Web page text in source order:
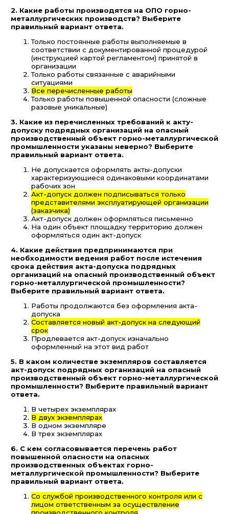
2. Какие работы производятся на ОПО горно-
металлургических производств? Выберите
правильный вариант ответа.
Только постоянные работы выполняемые в
соответствии с документированной процедурой
(инструкцией картой регламентом) принятой в
организации
Только работы связанные с аварийными
ситуациями
Все перечисленные работы
Только работы повышенной опасности (сложные
разовые уникальные)
3. Какие из перечисленных требований к акту-
допуску подрядных организаций на опасный
производственный объект горно-металлургической
промышленности указаны неверно? Выберите
правильный вариант ответа.
Не допускается оформлять акты-допуски
характеризующиеся одинаковыми координатами
рабочих зон
Акт-допуск должен подписываться только
представителями эксплуатирующей организации
(заказчика)
Акт-допуск должен оформляться письменно
На один объект площадку территорию должен
оформляться один акт-допуск
4. Какие действия предпринимаются при
необходимости ведения работ после истечения
срока действия акта-допуска подрядных
организаций на опасный производственный объект
горно-металлургической промышленности?
Выберите правильный вариант ответа.
Работы продолжаются без оформления акта-
допуска
Составляется новый акт-допуск на следующий
срок
Продлевается акт-допуск изначально
оформленный на этот вид работ
5. В каком количестве экземпляров составляется
акт-допуск подрядных организаций на опасный
производственный объект горно-металлургической
промышленности? Выберите правильный вариант
ответа.
В четырех экземплярах
В двух экземплярах
В одном экземпляре
В трех экземплярах
6. С кем согласовывается перечень работ
повышенной опасности на опасных
производственных объектах горно-
металлургической промышленности? Выберите
правильный вариант ответа.
Со службой производственного контроля или с
лицом ответственным за осуществление